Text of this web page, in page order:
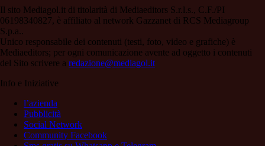
Il sito Mediagol.it di titolarità di Mediaeditors S.r.l.s., C.F./PI
06198340827, è affiliato al network Gazzanet di RCS Mediagroup
S.p.a..
Unico responsabile dei contenuti (testi, foto, video e grafiche) è
Mediaeditors; per ogni comunicazione avente ad oggetto i contenuti
del Sito scrivere a redazione@mediagol.it
Info e Iniziative
l’azienda
Pubblicità
Social Network
Community Facebook